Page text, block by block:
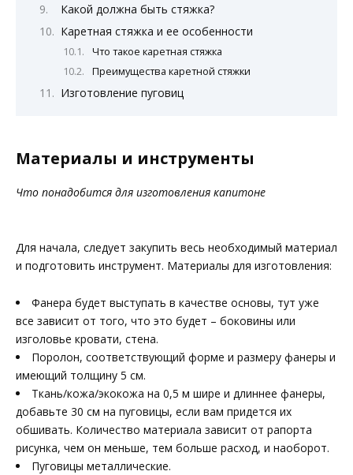
Какой должна быть стяжка?
Каретная стяжка и ее особенности
Что такое каретная стяжка
Преимущества каретной стяжки
Изготовление пуговиц
Материалы и инструменты
Что понадобится для изготовления капитоне
Для начала, следует закупить весь необходимый материал
и подготовить инструмент. Материалы для изготовления:
Фанера будет выступать в качестве основы, тут уже
все зависит от того, что это будет – боковины или
изголовье кровати, стена.
Поролон, соответствующий форме и размеру фанеры и
имеющий толщину 5 см.
Ткань/кожа/экокожа на 0,5 м шире и длиннее фанеры,
добавьте 30 см на пуговицы, если вам придется их
обшивать. Количество материала зависит от рапорта
рисунка, чем он меньше, тем больше расход, и наоборот.
Пуговицы металлические.